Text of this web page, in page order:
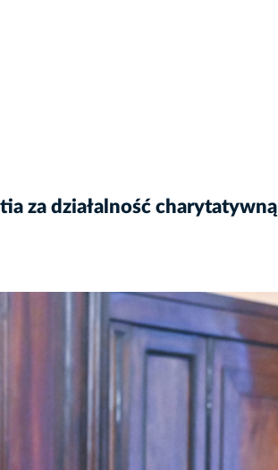
za działalność charytatywną